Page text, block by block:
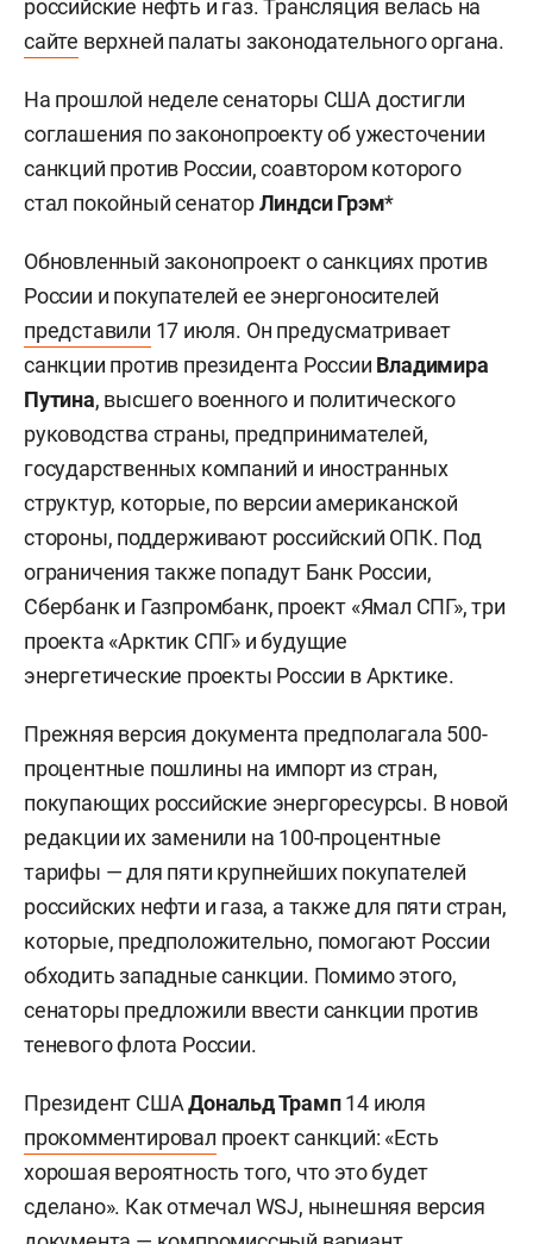
российские нефть и газ. Трансляция велась на
сайте верхней палаты законодательного органа.
На прошлой неделе сенаторы США достигли
соглашения по законопроекту об ужесточении
санкций против России, соавтором которого
стал покойный сенаторЛиндси Грэм*
Обновленный законопроект о санкциях против
России и покупателей ее энергоносителей
представили 17 июля. Он предусматривает
санкции против президента России Владимира
Путина, высшего военного и политического
руководства страны, предпринимателей,
государственных компаний и иностранных
структур, которые, по версии американской
стороны, поддерживают российский ОПК. Под
ограничения также попадут Банк России,
Сбербанк и Газпромбанк, проект «Ямал СПГ», три
проекта «Арктик СПГ» и будущие
энергетические проекты России в Арктике.
Прежняя версия документа предполагала 500-
процентные пошлины на импорт из стран,
покупающих российские энергоресурсы. В новой
редакции их заменили на 100-процентные
тарифы — для пяти крупнейших покупателей
российских нефти и газа, а также для пяти стран,
которые, предположительно, помогают России
обходить западные санкции. Помимо этого,
сенаторы предложили ввести санкции против
теневого флота России.
Президент СШАДональд Трамп14 июля
прокомментировал проект санкций: «Есть
хорошая вероятность того, что это будет
сделано». Как отмечал WSJ, нынешняя версия